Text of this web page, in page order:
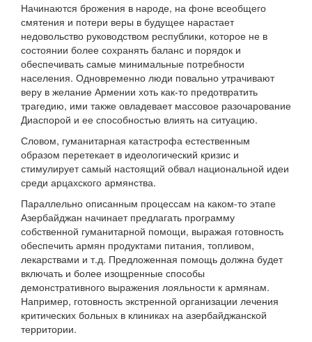
Начинаются брожения в народе, на фоне всеобщего
смятения и потери веры в будущее нарастает
недовольство руководством республики, которое не в
состоянии более сохранять баланс и порядок и
обеспечивать самые минимальные потребности
населения. Одновременно люди повально утрачивают
веру в желание Армении хоть как-то предотвратить
трагедию, ими также овладевает массовое разочарование
Диаспорой и ее способностью влиять на ситуацию.
Словом, гуманитарная катастрофа естественным
образом перетекает в идеологический кризис и
стимулирует самый настоящий обвал национальной идеи
среди арцахского армянства.
Параллельно описанным процессам на каком-то этапе
Азербайджан начинает предлагать программу
собственной гуманитарной помощи, выражая готовность
обеспечить армян продуктами питания, топливом,
лекарствами и т.д. Предложенная помощь должна будет
включать и более изощренные способы
демонстративного выражения лояльности к армянам.
Например, готовность экстренной организации лечения
критических больных в клиниках на азербайджанской
территории.